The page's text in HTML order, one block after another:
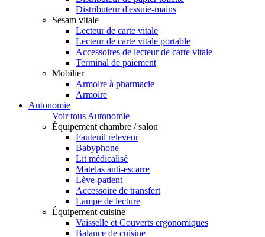
Distributeur d'essuie-mains
Sesam vitale
Lecteur de carte vitale
Lecteur de carte vitale portable
Accessoires de lecteur de carte vitale
Terminal de paiement
Mobilier
Armoire à pharmacie
Armoire
Autonomie
Voir tous Autonomie
Équipement chambre / salon
Fauteuil releveur
Babyphone
Lit médicalisé
Matelas anti-escarre
Lève-patient
Accessoire de transfert
Lampe de lecture
Équipement cuisine
Vaisselle et Couverts ergonomiques
Balance de cuisine